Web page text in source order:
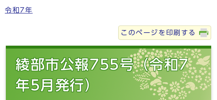
令和7年
このページを印刷する
綾部市公報755号（令和7
年5月発行）